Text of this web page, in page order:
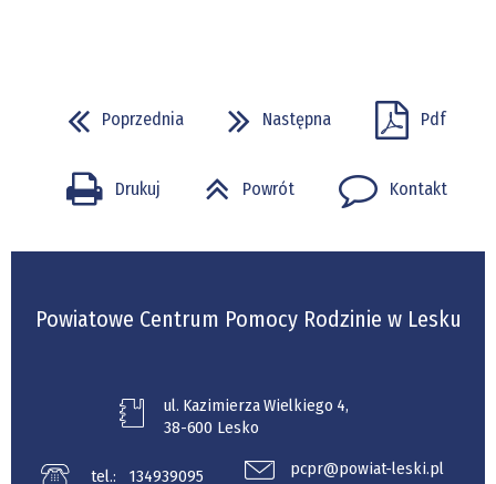
Poprzednia Następna Pdf
Drukuj Powrót Kontakt
Powiatowe Centrum Pomocy Rodzinie w Lesku
ul. Kazimierza Wielkiego 4,
38-600 Lesko
tel.: 134939095 pcpr@powiat-leski.pl